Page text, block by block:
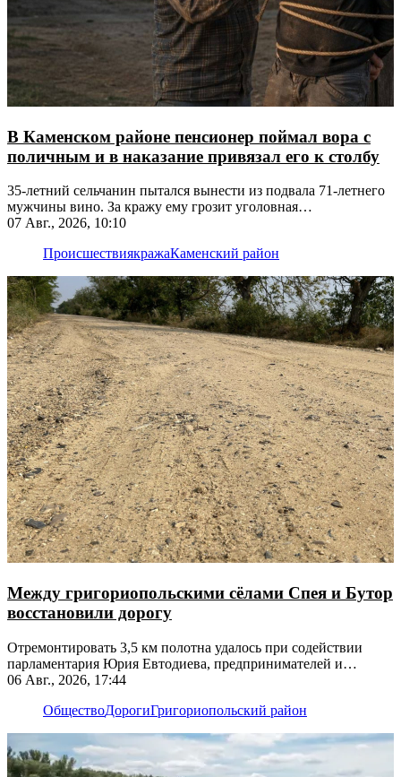
В Каменском районе пенсионер поймал вора с
поличным и в наказание привязал его к столбу
35-летний сельчанин пытался вынести из подвала 71-летнего
мужчины вино. За кражу ему грозит уголовная
ответственность
07 Авг., 2026, 10:10
ПроисшествиякражаКаменский район
Между григориопольскими сёлами Спея и Бутор
восстановили дорогу
Отремонтировать 3,5 км полотна удалось при содействии
парламентария Юрия Евтодиева, предпринимателей и
жителей
06 Авг., 2026, 17:44
ОбществоДорогиГригориопольский район